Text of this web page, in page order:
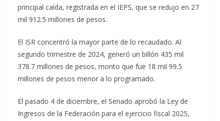
principal caída, registrada en el IEPS, que se redujo en 27
mil 912.5 millones de pesos.
El ISR concentró la mayor parte de lo recaudado. Al
segundo trimestre de 2024, generó un billón 435 mil
378.7 millones de pesos, monto que fue 18 mil 99.5
millones de pesos menor a lo programado.
El pasado 4 de diciembre, el Senado aprobó la Ley de
Ingresos de la Federación para el ejercicio fiscal 2025,